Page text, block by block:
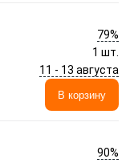
79%
1 шт.
11 - 13 августа
В корзину
90%